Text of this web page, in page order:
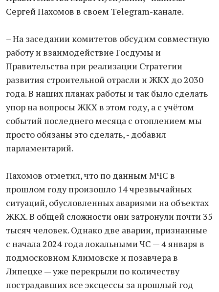
Сергей Пахомов в своем Telegram-канале.
– На заседании комитетов обсудим совместную
работу и взаимодействие Госдумы и
Правительства при реализации Стратегии
развития строительной отрасли и ЖКХ до 2030
года. В наших планах работы и так было сделать
упор на вопросы ЖКХ в этом году, а с учётом
событий последнего месяца с отоплением мы
просто обязаны это сделать, - добавил
парламентарий.
Пахомов отметил, что по данным МЧС в
прошлом году произошло 14 чрезвычайных
ситуаций, обусловленных авариями на объектах
ЖКХ. В общей сложности они затронули почти 35
тысяч человек. Однако две аварии, признанные
с начала 2024 года локальными ЧС — 4 января в
подмосковном Климовске и позавчера в
Липецке — уже перекрыли по количеству
пострадавших все эксцессы за прошлый год